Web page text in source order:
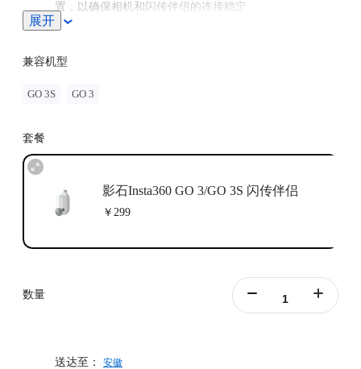
置，以确保相机和闪传伴侣的连接稳定。
为节省拍摄电量，迁移文件时建议首选搭配电源/充电宝
放相机空间。
v1.3.11。
展开
兼容机型
GO 3S GO 3
套餐
影石Insta360 GO 3/GO 3S 闪传伴侣
￥299
数量
送达至： 安徽